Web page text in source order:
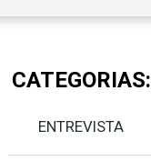
CATEGORIAS:
ENTREVISTA